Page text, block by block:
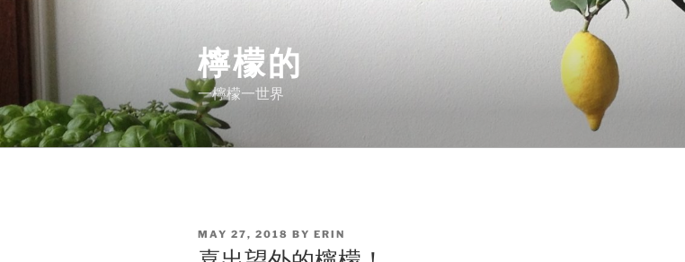
檸檬的
一檸檬一世界
POSTED
ON
MAY 27, 2018 BY ERIN